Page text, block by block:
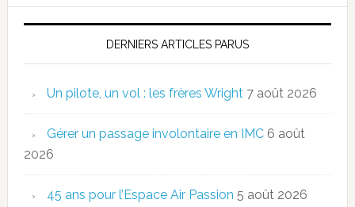
DERNIERS ARTICLES PARUS
Un pilote, un vol : les frères Wright 7 août 2026
Gérer un passage involontaire en IMC 6 août
2026
45 ans pour l’Espace Air Passion 5 août 2026